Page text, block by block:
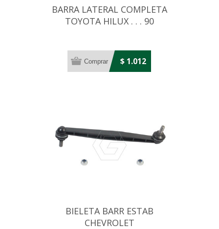
BARRA LATERAL COMPLETA
TOYOTA HILUX . . . 90
$ 1.012
BIELETA BARR ESTAB
CHEVROLET